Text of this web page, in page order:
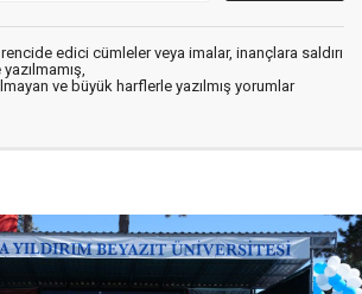
edici cümleler veya imalar, inançlara saldırı
ve büyük harflerle yazılmış yorumlar